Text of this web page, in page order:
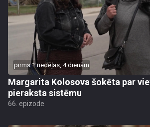
pirms 1 nedēļas, 4 dienām
Margarita Kolosova šokēta par
pieraksta sistēmu
66. epizode